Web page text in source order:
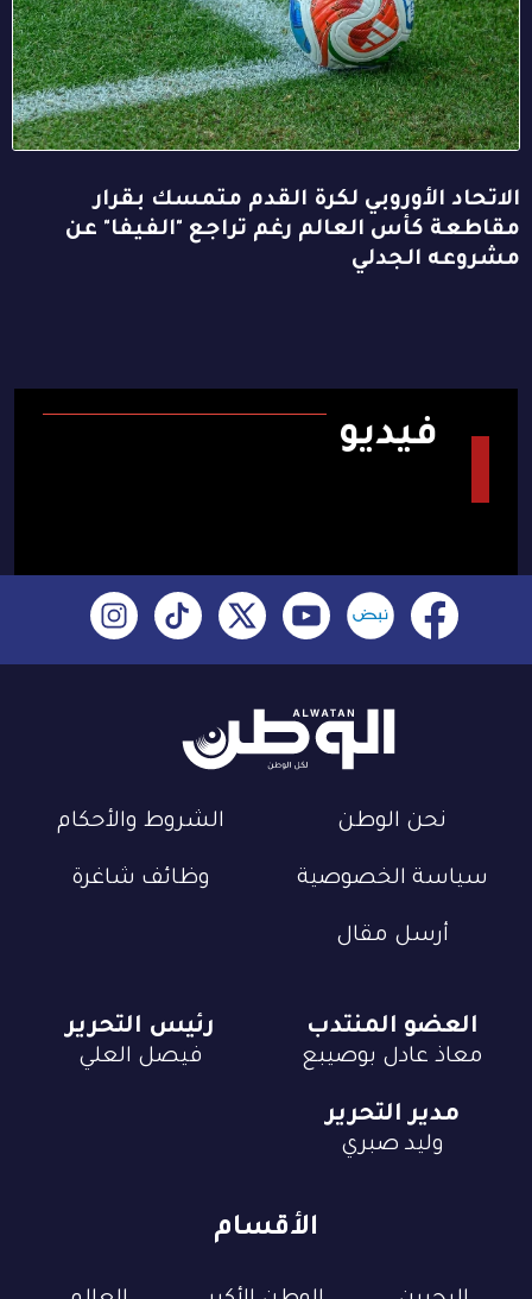
الاتحاد الأوروبي لكرة القدم متمسك بقرار
مقاطعة كأس العالم رغم تراجع "الفيفا" عن
مشروعه الجدلي
فيديو
نحن الوطن الشروط والأحكام
سياسة الخصوصية وظائف شاغرة
أرسل مقال
الأقسام
العضو المنتدب
معاذ عادل بوصيبع
رئيس التحرير
فيصل العلي
مدير التحرير
وليد صبري